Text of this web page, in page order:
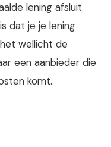
lening afsluit.
dat je je lening
wellicht de
een aanbieder die
komt.